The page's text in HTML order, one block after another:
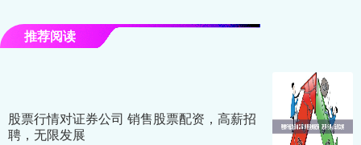
推荐阅读
股票行情对证券公司 销售股票配资，高薪招
聘，无限发展